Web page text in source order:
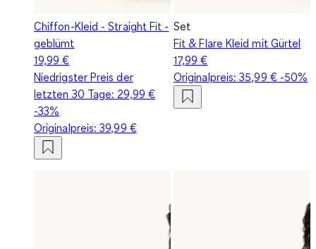
Chiffon-Kleid - Straight Fit -
geblümt
19,99 €
Niedrigster Preis der
letzten 30 Tage: 29,99 €
-33%
Originalpreis:39,99 €
Set
Fit & Flare Kleid mit Gürtel
17,99 €
Originalpreis:35,99 €-50%